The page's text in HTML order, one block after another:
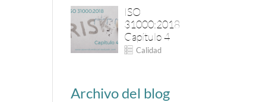
Calidad
ISO
31000:2018
Capítulo 4
Archivo del blog